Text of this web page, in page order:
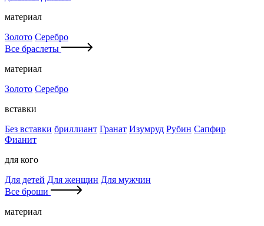
материал
Золото Серебро
Все браслеты
материал
Золото Серебро
вставки
Без вставки бриллиант Гранат Изумруд Рубин Сапфир
Фианит
для кого
Для детей Для женщин Для мужчин
Все броши
материал